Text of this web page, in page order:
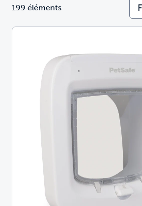
199 éléments